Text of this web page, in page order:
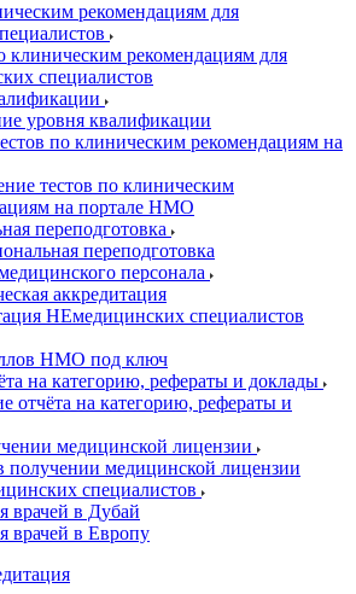
рекомендациям для
рекомендациям для
специалистов
уровня квалификации
по клиническим рекомендациям на
тестов по клиническим
на портале НМО
переподготовка
переподготовка
персонала
аккредитация
НЕмедицинских специалистов
НМО под ключ
на категорию, рефераты и доклады
отчёта на категорию, рефераты и
медицинской лицензии
медицинской лицензии
специалистов
врачей в Дубай
врачей в Европу